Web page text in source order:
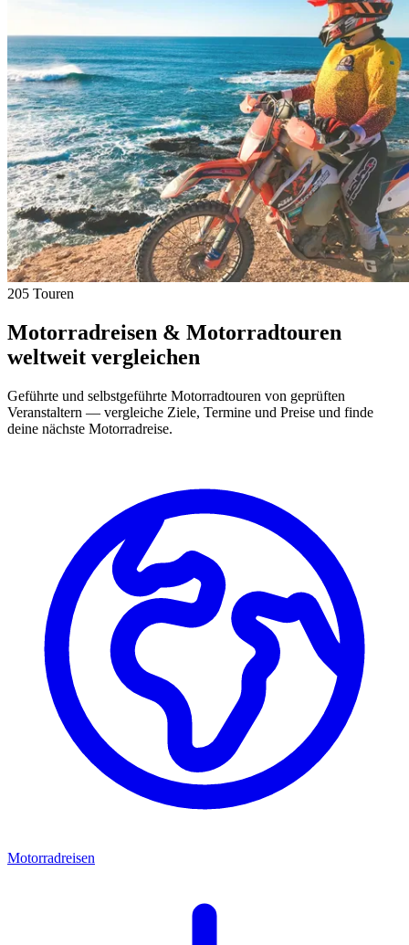
205 Touren
Motorradreisen & Motorradtouren
weltweit vergleichen
Geführte und selbstgeführte Motorradtouren von geprüften
Veranstaltern — vergleiche Ziele, Termine und Preise und finde
deine nächste Motorradreise.
Motorradreisen